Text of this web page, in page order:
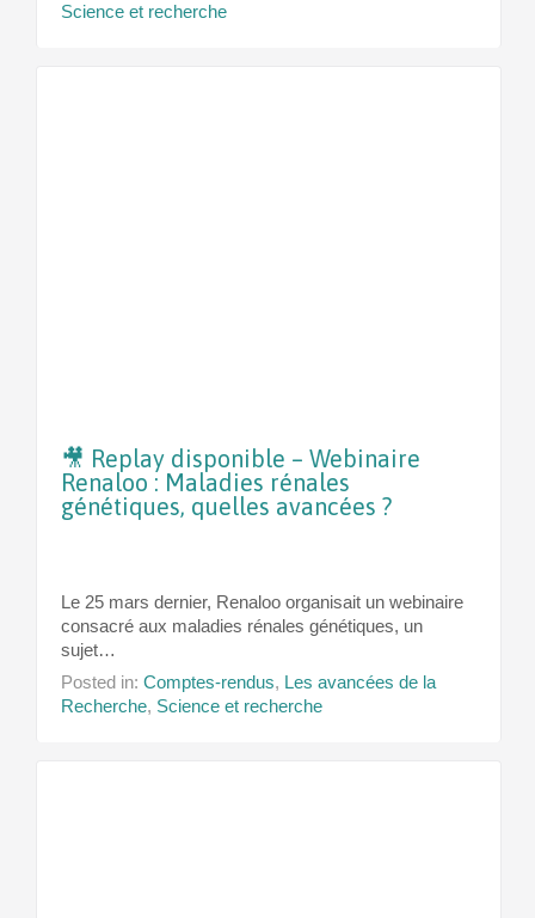
Science et recherche
🎥 Replay disponible – Webinaire
Renaloo : Maladies rénales
génétiques, quelles avancées ?
Le 25 mars dernier, Renaloo organisait un webinaire
consacré aux maladies rénales génétiques, un
sujet…
Posted in: Comptes-rendus, Les avancées de la
Recherche, Science et recherche